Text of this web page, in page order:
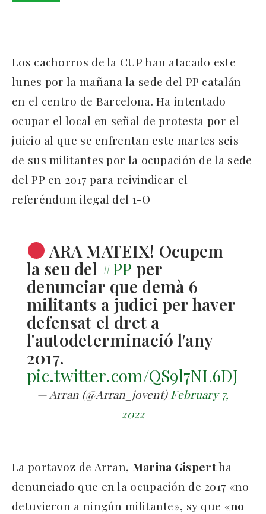
Los cachorros de la CUP han atacado este
lunes por la mañana la sede del PP catalán
en el centro de Barcelona. Ha intentado
ocupar el local en señal de protesta por el
juicio al que se enfrentan este martes seis
de sus militantes por la ocupación de la sede
del PP en 2017 para reivindicar el
referéndum ilegal del 1-O
ARA MATEIX! Ocupem
la seu del #PP per
denunciar que demà 6
militants a judici per haver
defensat el dret a
l'autodeterminació l'any
2017.
pic.twitter.com/QS9l7NL6DJ
— Arran (@Arran_jovent) February 7,
2022
La portavoz de Arran, Marina Gispertha
denunciado que en la ocupación de 2017 «no
detuvieron a ningún militante», sy que «no